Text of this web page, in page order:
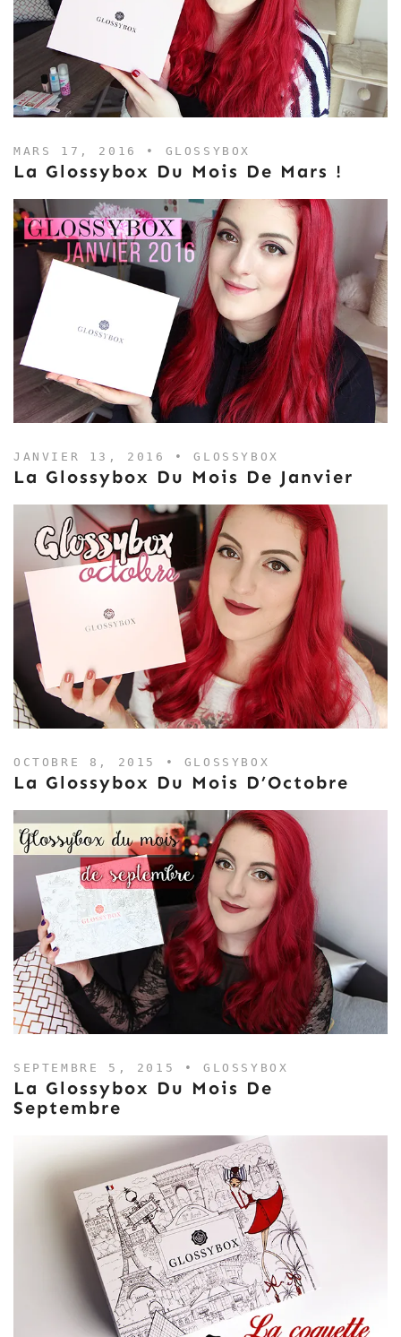
MARS 17, 2016 • GLOSSYBOX
La Glossybox Du Mois De Mars !
JANVIER 13, 2016 •GLOSSYBOX
La Glossybox Du Mois De Janvier
OCTOBRE 8, 2015 • GLOSSYBOX
La Glossybox Du Mois D’Octobre
SEPTEMBRE 5, 2015 •GLOSSYBOX
La Glossybox Du Mois De
Septembre